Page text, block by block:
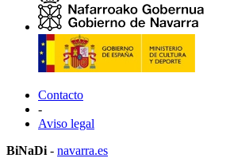
Contacto
-
Aviso legal
BiNaDi - navarra.es